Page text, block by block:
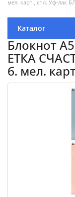
мел. карт., спл. Уф-лак
Каталог
Блокнот
ЕТКА
б. мел.